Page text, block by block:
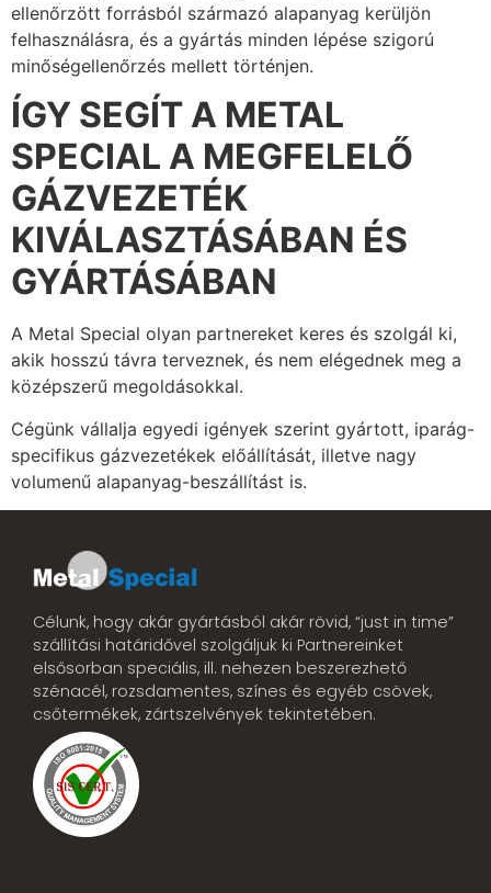
ellenőrzött forrásból származó alapanyag kerüljön
felhasználásra, és a gyártás minden lépése szigorú
minőségellenőrzés mellett történjen.
ÍGY SEGÍT A METAL
SPECIAL A MEGFELELŐ
GÁZVEZETÉK
KIVÁLASZTÁSÁBAN ÉS
GYÁRTÁSÁBAN
A Metal Special olyan partnereket keres és szolgál ki,
akik hosszú távra terveznek, és nem elégednek meg a
középszerű megoldásokkal.
Cégünk vállalja egyedi igények szerint gyártott, iparág-
specifikus gázvezetékek előállítását, illetve nagy
volumenű alapanyag-beszállítást is.
Célunk, hogy akár gyártásból akár rövid, “just in time”
szállítási határidővel szolgáljuk ki Partnereinket
elsősorban speciális, ill. nehezen beszerezhető
szénacél, rozsdamentes, színes és egyéb csövek,
csőtermékek, zártszelvények tekintetében.